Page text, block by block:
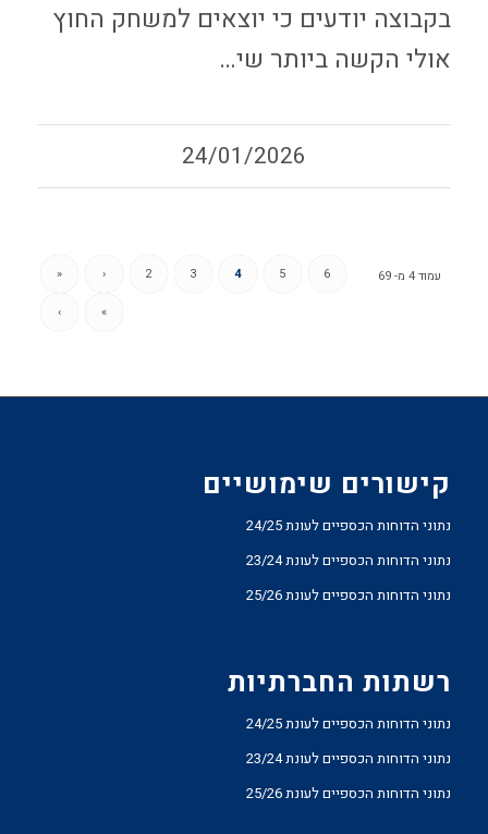
בקבוצה יודעים כי יוצאים למשחק החוץ
אולי הקשה ביותר שי…
24/01/2026
עמוד 4 מ- 69 « ‹ 2 3 4 5 6
› »
קישורים שימושיים
נתוני הדוחות הכספיים לעונת 24/25
נתוני הדוחות הכספיים לעונת 23/24
נתוני הדוחות הכספיים לעונת 25/26
רשתות החברתיות
נתוני הדוחות הכספיים לעונת 24/25
נתוני הדוחות הכספיים לעונת 23/24
נתוני הדוחות הכספיים לעונת 25/26